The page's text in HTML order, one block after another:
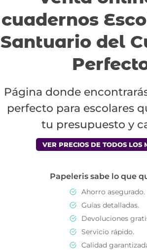
cuadernos
Santuario del
Página donde
perfecto para escolares
tu presupuesto y
VER PRECIOS DE TODOS LOS
Papeleris sabe lo que
Ahorro asegurado.
Guías detalladas.
Devoluciones
Servicio rápido.
Calidad